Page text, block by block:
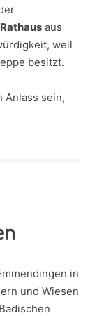
aus
weil
besitzt.
Anlass sein,
in
und Wiesen